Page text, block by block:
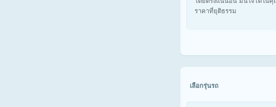
ราคาที่ยุติธรรม
เลือกรุ่นรถ